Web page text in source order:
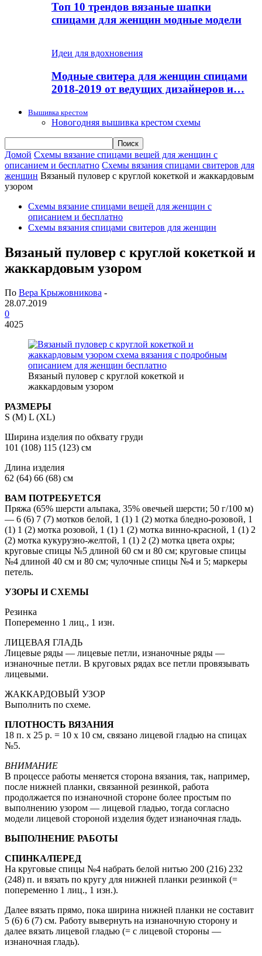
Топ 10 трендов вязаные шапки
спицами для женщин модные модели
Идеи для вдохновения
Модные свитера для женщин спицами
2018-2019 от ведущих дизайнеров и…
Вышивка крестом
Новогодняя вышивка крестом схемы
Домой Схемы вязание спицами вещей для женщин с
описанием и бесплатно Схемы вязания спицами свитеров для
женщин Вязаный пуловер с круглой кокеткой и жаккардовым
узором
Схемы вязание спицами вещей для женщин с
описанием и бесплатно
Схемы вязания спицами свитеров для женщин
Вязаный пуловер с круглой кокеткой и
жаккардовым узором
По Вера Крыжовникова -
28.07.2019
0
4025
Вязаный пуловер с круглой кокеткой и
жаккардовым узором
РАЗМЕРЫ
S (M) L (XL)
Ширина изделия по обхвату груди
101 (108) 115 (123) см
Длина изделия
62 (64) 66 (68) см
ВАМ ПОТРЕБУЕТСЯ
Пряжа (65% шерсти альпака, 35% овечьей шерсти; 50 г/100 м)
— 6 (6) 7 (7) мотков белой, 1 (1) 1 (2) мотка бледно-розовой, 1
(1) 1 (2) мотка розовой, 1 (1) 1 (2) мотка винно-красной, 1 (1) 2
(2) мотка кукурузно-желтой, 1 (1) 2 (2) мотка цвета охры;
круговые спицы №5 длиной 60 см и 80 см; круговые спицы
№4 длиной 40 см и 80 см; чулочные спицы №4 и 5; маркеры
петель.
УЗОРЫ И СХЕМЫ
Резинка
Попеременно 1 лиц., 1 изн.
ЛИЦЕВАЯ ГЛАДЬ
Лицевые ряды — лицевые петли, изнаночные ряды —
изнаночные петли. В круговых рядах все петли провязывать
лицевыми.
ЖАККАРДОВЫЙ УЗОР
Выполнить по схеме.
ПЛОТНОСТЬ ВЯЗАНИЯ
18 п. х 25 р. = 10 х 10 см, связано лицевой гладью на спицах
№5.
ВНИМАНИЕ
В процессе работы меняется сторона вязания, так, например,
после нижней планки, связанной резинкой, работа
продолжается по изнаночной стороне более простым по
выполнению узором — лицевой гладью, тогда согласно
модели лицевой стороной изделия будет изнаночная гладь.
ВЫПОЛНЕНИЕ РАБОТЫ
СПИНКА/ПЕРЕД
На круговые спицы №4 набрать белой нитью 200 (216) 232
(248) п. и вязать по кругу для нижней планки резинкой (=
попеременно 1 лиц., 1 изн.).
Далее вязать прямо, пока ширина нижней планки не составит
5 (6) 6 (7) см. Работу вывернуть на изнаночную сторону и
далее вязать лицевой гладью (= с лицевой стороны —
изнаночная гладь).